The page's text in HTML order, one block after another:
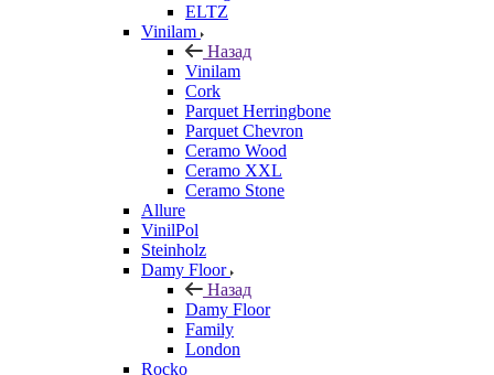
ELTZ
Vinilam
Назад
Vinilam
Cork
Parquet Herringbone
Parquet Chevron
Ceramo Wood
Ceramo XXL
Ceramo Stone
Allure
VinilPol
Steinholz
Damy Floor
Назад
Damy Floor
Family
London
Rocko